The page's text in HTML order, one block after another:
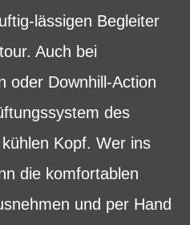
lässigen Begleiter
Auch bei
oder Downhill-Action
des
Kopf. Wer ins
die komfortablen
und per Hand